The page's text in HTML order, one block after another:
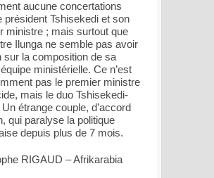
aucune concertations
président Tshisekedi et son
ministre ; mais surtout que
Ilunga ne semble pas avoir
sur la composition de sa
ministérielle. Ce n’est
pas le premier ministre
mais le duo Tshisekedi-
étrange couple, d’accord
qui paralyse la politique
depuis plus de 7 mois.
RIGAUD – Afrikarabia